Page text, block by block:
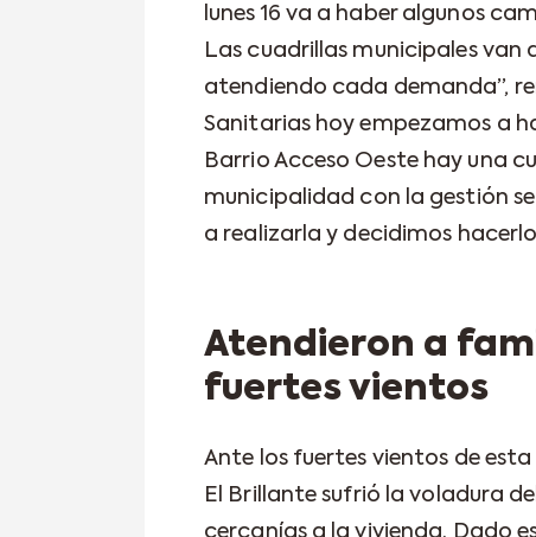
lunes 16 va a haber algunos
Las cuadrillas municipales van
atendiendo cada demanda”,
Sanitarias hoy empezamos a
Barrio Acceso Oeste hay una
municipalidad con la gestión
a realizarla y decidimos
Atendieron a
fuertes vientos
Ante los fuertes vientos de
El Brillante sufrió la voladura
cercanías a la vivienda. Dado